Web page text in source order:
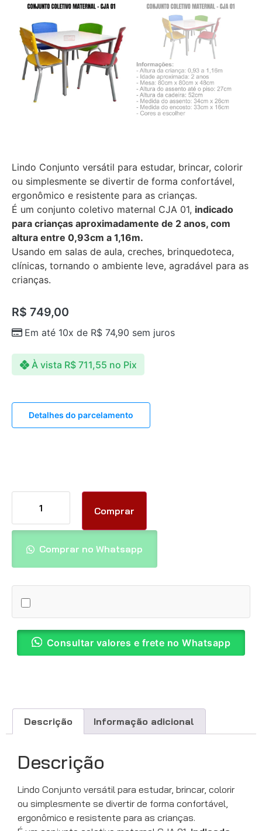
Lindo Conjunto versátil para estudar, brincar, colorir
ou simplesmente se divertir de forma confortável,
ergonômico e resistente para as crianças.
É um conjunto coletivo maternal CJA 01, indicado
para crianças aproximadamente de 2 anos, com
altura entre 0,93cm a 1,16m.
Usando em salas de aula, creches, brinquedoteca,
clínicas, tornando o ambiente leve, agradável para as
crianças.
R$ 749,00
Em até 10x de R$ 74,90 sem juros
À vista R$711,55 no Pix
Detalhes do parcelamento
Comprar
Comprar no Whatsapp
Consultar valores e frete no Whatsapp
Descrição Informação adicional
Descrição
Lindo Conjunto versátil para estudar, brincar, colorir
ou simplesmente se divertir de forma confortável,
ergonômico e resistente para as crianças.